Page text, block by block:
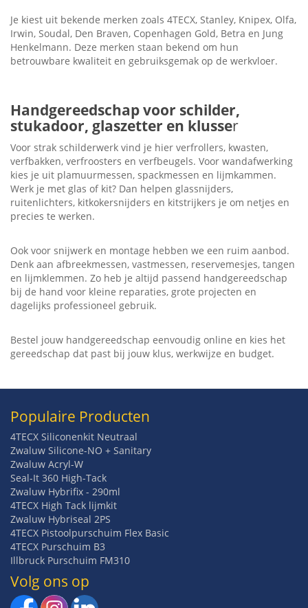
Je kiest uit bekende merken zoals 4TECX, Stanley, Knipex, Olfa,
Irwin, Soudal, Den Braven, Copenhagen Gold, Betra en Jung
Henkelmann. Deze merken staan bekend om hun
betrouwbare kwaliteit en gebruiksgemak op de werkvloer.
Handgereedschap voor schilder,
stukadoor, glaszetter en klusser
Voor strak schilderwerk vind je hier verfrollers, kwasten,
verfbakken, verfroosters en verfbeugels. Voor wandafwerking
kies je uit plamuurmessen, spackmessen en lijmkammen.
Werk je met glas of kit? Dan helpen glassnijders,
ruitenlichters, kitkokersnijders en kitstrijkers je om netjes en
precies te werken.
Ook voor snijwerk en montage hebben we een ruim aanbod.
Denk aan afbreekmessen, vastmessen, reservemesjes, tangen
en lijmklemmen. Zo heb je altijd passend handgereedschap
bij de hand voor kleine reparaties, grote projecten en
dagelijks professioneel gebruik.
Bestel jouw handgereedschap eenvoudig online en kies het
gereedschap dat past bij jouw klus, werkwijze en budget.
Populaire Producten
4TECX Siliconenkit Neutraal
Zwaluw Silicone-NO + Sanitary
Zwaluw Acryl-W
Seal-It 360 High-Tack
Zwaluw Hybrifix - 290ml
4TECX High Tack lijmkit
Zwaluw Hybriseal 2PS
4TECX Pistoolpurschuim Flex Basic
4TECX Purschuim B3
Illbruck Purschuim FM310
Volg ons op